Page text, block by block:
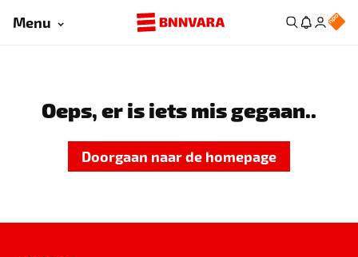
Menu
Oeps, er is iets mis gegaan..
Doorgaan naar de homepage